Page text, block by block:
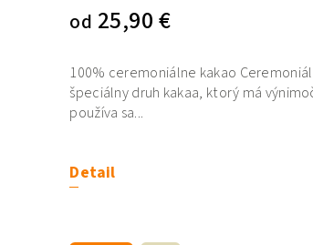
od 25,90 €
Detail
100% ceremoniálne kakao
špeciálny druh kakaa, ktorý má
používa sa...